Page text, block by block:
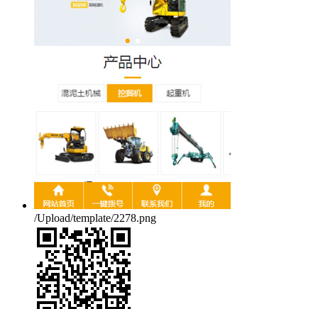
/Upload/template/2278.png